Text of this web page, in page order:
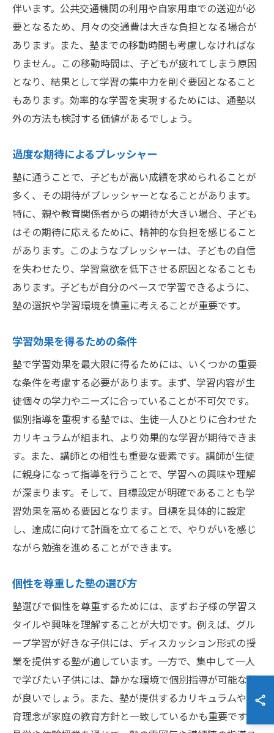
伴います。公共交通機関の利用や自家用車での送迎が必
要となるため、月々の交通費は大きな負担となる場合が
あります。また、塾までの移動時間も考慮しなければな
りません。この移動時間は、子どもが疲れてしまう原因
となり、結果として学習の集中力を削ぐ要因となること
もあります。効率的な学習を実現するためには、通塾以
外の方法も検討する価値があるでしょう。
過度な期待によるプレッシャー
塾に通うことで、子どもが高い成績を求められることが
多く、その期待がプレッシャーとなることがあります。
特に、親や教育関係者からの期待が大きい場合、子ども
はその期待に応えるために、精神的な負担を感じること
があります。このようなプレッシャーは、子どもの自信
を失わせたり、学習意欲を低下させる原因となることも
あります。子どもが自分のペースで学習できるように、
塾の選択や学習環境を慎重に考えることが重要です。
学習効果を得るための条件
塾で学習効果を最大限に得るためには、いくつかの重要
な条件を考慮する必要があります。まず、学習内容が生
徒個々の学力やニーズに合っていることが不可欠です。
個別指導を重視する塾では、生徒一人ひとりに合わせた
カリキュラムが組まれ、より効果的な学習が期待できま
す。また、講師との相性も重要な要素です。講師が生徒
に親身になって指導を行うことで、学習への興味や理解
が深まります。そして、目標設定が明確であることも学
習効果を高める要因となります。目標を具体的に設定
し、達成に向けて計画を立てることで、やりがいを感じ
ながら勉強を進めることができます。
個性を尊重した塾の選び方
塾選びで個性を尊重するためには、まずお子様の学習ス
タイルや興味を理解することが大切です。例えば、グル
ープ学習が好きな子供には、ディスカッション形式の授
業を提供する塾が適しています。一方で、集中して一人
で学びたい子供には、静かな環境で個別指導が可能な塾
が良いでしょう。また、塾が提供するカリキュラムや教
育理念が家庭の教育方針と一致しているかも重要です。